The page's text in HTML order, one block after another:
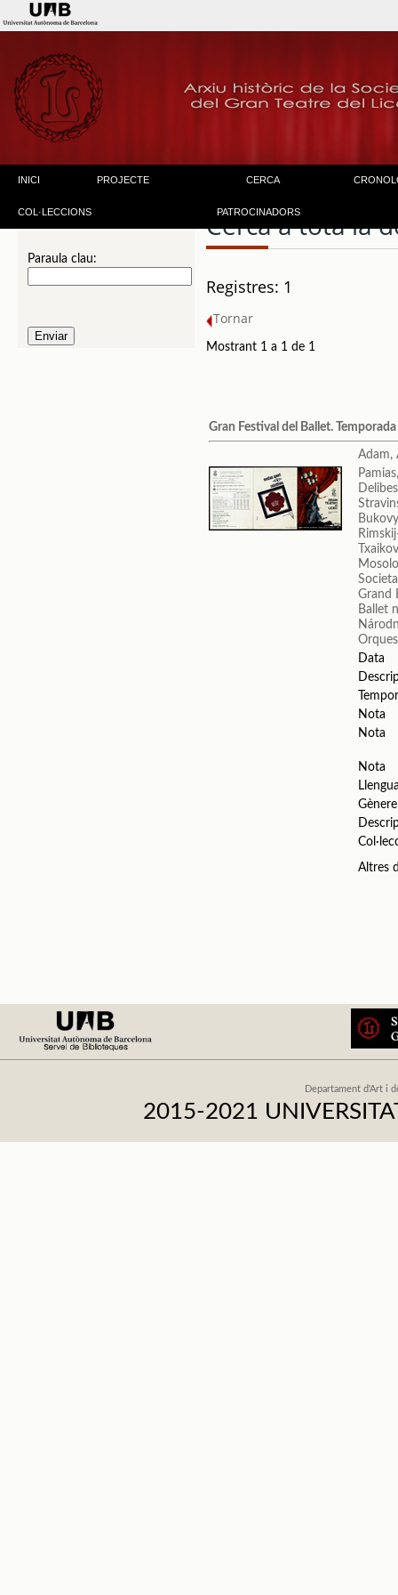
INICI PROJECTE CERCA
COL·LECCIONS PATROCINADORS
Paraula clau:
Cerca a tota la
Registres: 1
Tornar
Mostrant 1 a 1 de 1
Gran Festival del Ballet.
Adam,
Grand
Ballet
Data
Nota
Nota
Nota
Gènere
Altres
Departament d'Art i
2015-2021